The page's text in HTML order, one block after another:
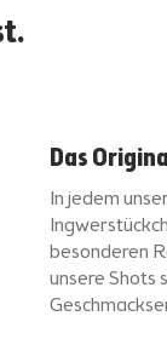
Das
In jedem
besonderen
unsere Shots